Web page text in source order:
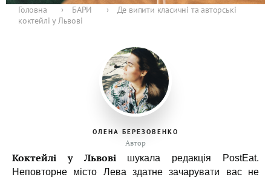
Головна › БАРИ ›
Де випити класичні та авторські
коктейлі у Львові
ОЛЕНА БЕРЕЗОВЕНКО
Автор
Коктейлі у Львовішукала редакція PostEat.
Неповторне місто Лева здатне зачарувати вас не